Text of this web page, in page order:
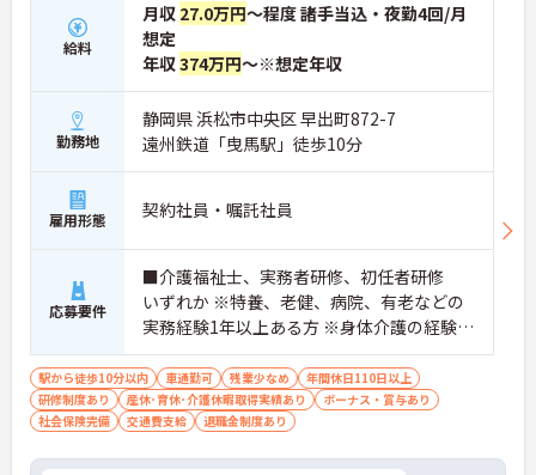
給料
月収 27.0万円～程度 諸手当込・夜勤4回/月
想定
年収374万円～※想定年収
勤務地
静岡県 浜松市中央区 早出町872-7
遠州鉄道「曳馬駅」徒歩10分
雇用形態 契約社員・嘱託社員
応募要件
■介護福祉士、実務者研修、初任者研修
いずれか ※特養、老健、病院、有老などの
実務経験1年以上ある方 ※身体介護の経験年
以上ある方、機械浴の使用の経験のある方
歓迎
駅から徒歩10分以内 車通勤可 残業少なめ
年間休日110日以上
研修制度あり
産休･育休･介護休暇取得実績あり
ボーナス・賞与あり
社会保険完備
交通費支給 退職金制度あり